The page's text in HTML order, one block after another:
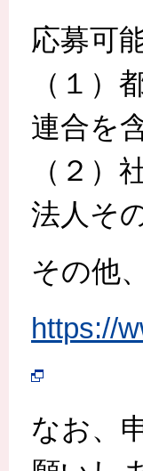
応募可
（１）
連合を
（２）
法人そ
その他
https://
なお、